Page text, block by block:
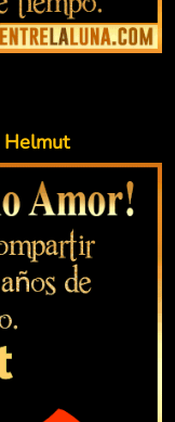
Helmut